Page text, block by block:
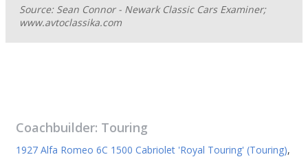
Source: Sean Connor - Newark Classic Cars Examiner;
www.avtoclassika.com
Coachbuilder: Touring
1927 Alfa Romeo 6C 1500 Cabriolet 'Royal Touring' (Touring),